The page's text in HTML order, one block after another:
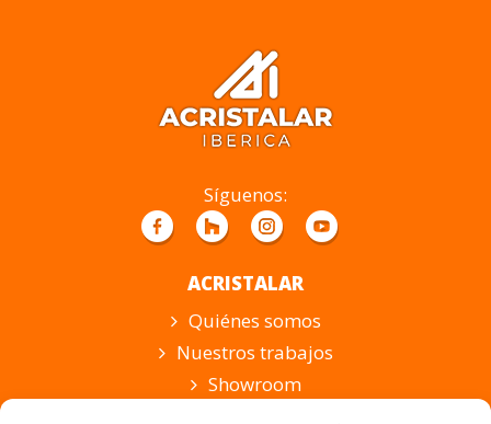
Síguenos:
ACRISTALAR
Quiénes somos
Nuestros trabajos
Showroom